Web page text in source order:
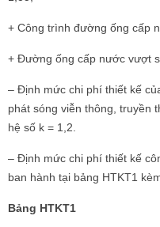
+ Công trình đường ống cấp
+ Đường ống cấp nước vượt
– Định mức chi phí thiết kế
phát sóng viễn thông, truyền
hệ số k = 1,2.
– Định mức chi phí thiết kế
ban hành tại bảng HTKT1
Bảng HTKT1